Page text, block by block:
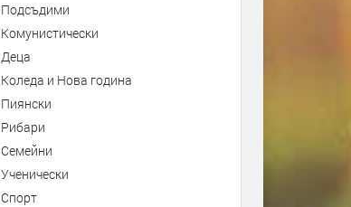
Подсъдими
Комунистически
Деца
Коледа и Нова година
Пиянски
Рибари
Семейни
Ученически
Спорт